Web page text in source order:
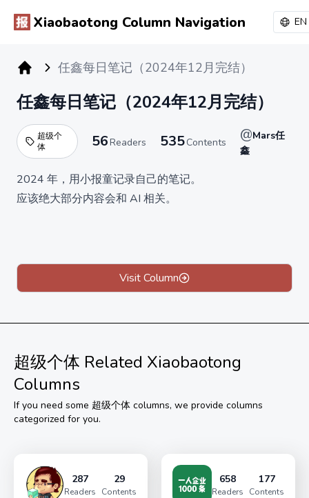
Xiaobaotong Column Navigation EN
任鑫每日笔记（2024年12月完结）
任鑫每日笔记（2024年12月完结）
超级个
体
56Readers 535Contents @Mars任
鑫
2024 年，用小报童记录自己的笔记。
应该绝大部分内容会和 AI 相关。
Visit Column
超级个体 Related Xiaobaotong
Columns
If you need some 超级个体 columns, we provide columns
categorized for you.
287
Readers
29
Contents
658
Readers
177
Contents